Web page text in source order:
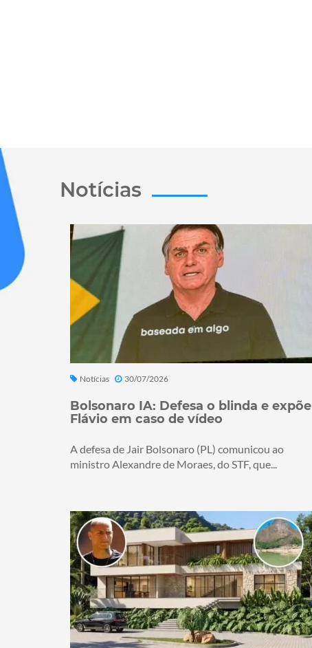
Notícias
Notícias 30/07/2026
Bolsonaro IA: Defesa o blinda e expõe
Flávio em caso de vídeo
A defesa de Jair Bolsonaro (PL) comunicou ao
ministro Alexandre de Moraes, do STF, que...